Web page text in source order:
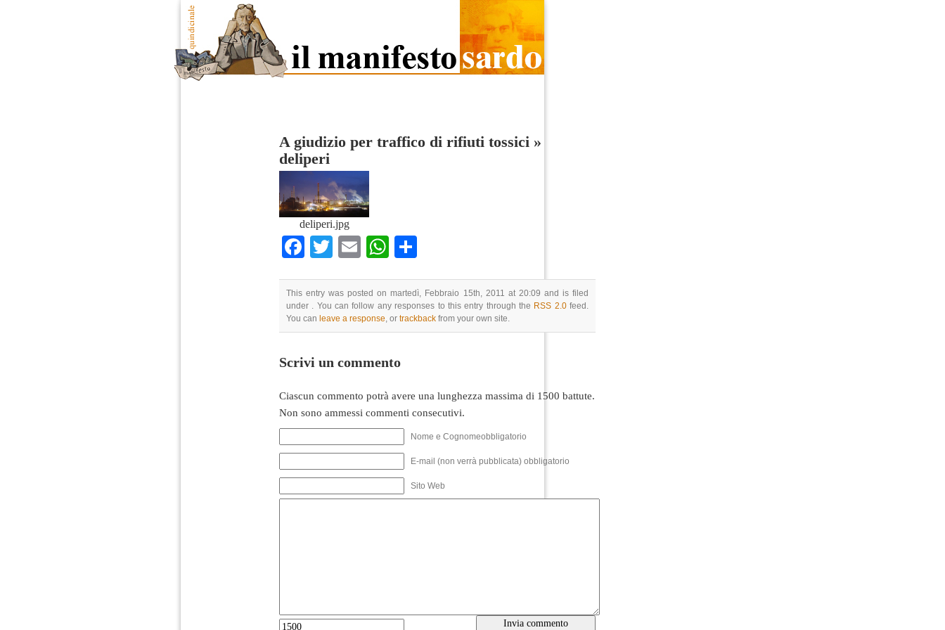
A giudizio per traffico di rifiuti tossici »
deliperi
deliperi.jpg
Facebook
TwitterEmailWhatsApp
This entry was posted on martedì, Febbraio 15th, 2011 at 20:09 and is filed
under . You can follow any responses to this entry through the RSS 2.0feed.
You can leave a response, or trackback from your own site.
Scrivi un commento
Ciascun commento potrà avere una lunghezza massima di 1500 battute.
Non sono ammessi commenti consecutivi.
Nome e Cognomeobbligatorio
E-mail (non verrà pubblicata) obbligatorio
Sito Web